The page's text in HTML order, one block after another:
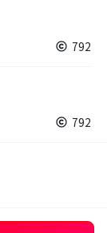
792
792